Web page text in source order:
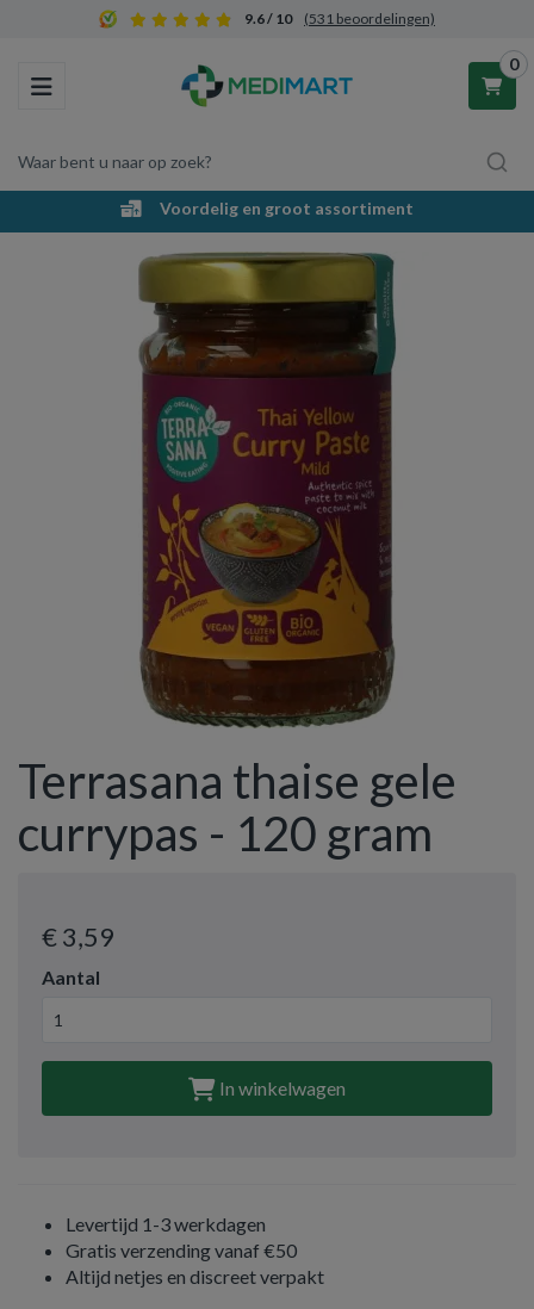
9.6 / 10 (531 beoordelingen)
Toggle navigation
Waar bent u naar op zoek?
0
Winkelwagen
Uw winkelwagen is leeg.
Vul hem met producten.
Voordelig en groot assortiment
Terrasana thaise gele
currypas - 120 gram
€ 3,59
Aantal
In winkelwagen
Levertijd 1-3 werkdagen
Gratis verzending vanaf €50
Altijd netjes en discreet verpakt